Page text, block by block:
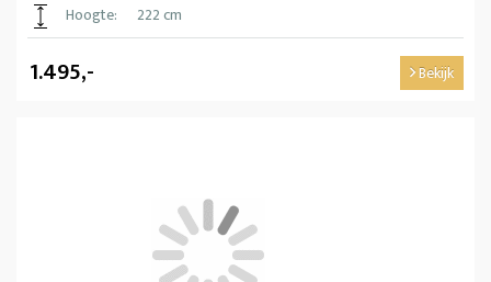
Hoogte:
222 cm
1.495,- Bekijk